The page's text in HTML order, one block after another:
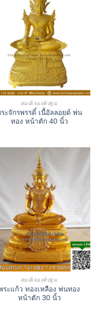
สมเด็จองค์ปฐม
ะจักรพรรดิ์ เนื้อัลลอยด์ พ่น
ทอง หน้าตัก 40 นิ้ว
สมเด็จองค์ปฐม
ระแก้ว ทองเหลือง พ่นทอง
หน้าตัก 30 นิ้ว